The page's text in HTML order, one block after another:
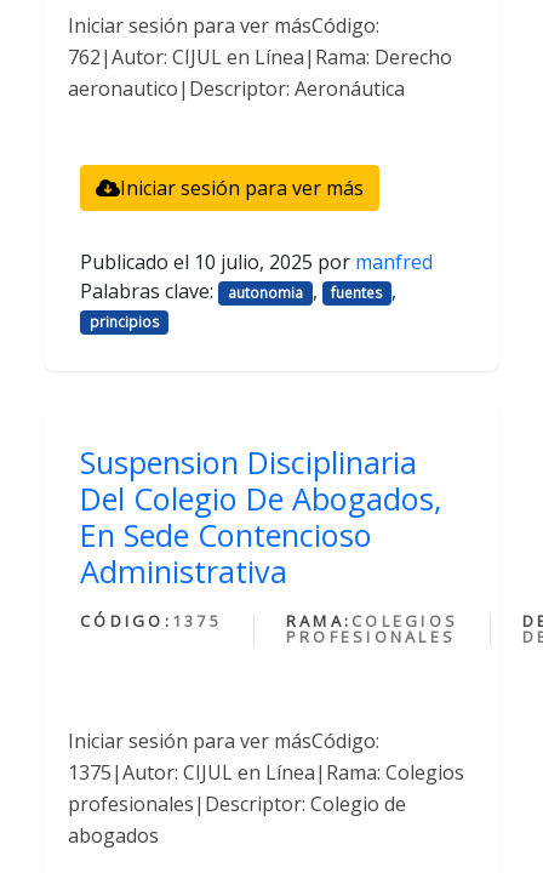
Iniciar sesión para ver másCódigo:
762|Autor: CIJUL en Línea|Rama: Derecho
aeronautico|Descriptor: Aeronáutica
Iniciar sesión para ver más
Publicado el 10 julio, 2025 por manfred
Palabras clave:
autonomia , fuentes ,
principios
Suspension Disciplinaria
Del Colegio De Abogados,
En Sede Contencioso
Administrativa
CÓDIGO: 1375 RAMA: COLEGIOS
PROFESIONALES
Iniciar sesión para ver másCódigo:
1375|Autor: CIJUL en Línea|Rama: Colegios
profesionales|Descriptor: Colegio de
abogados